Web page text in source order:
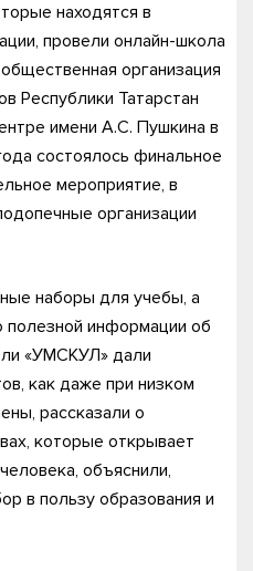
находятся в
провели онлайн-школа
организация
Республики Татарстан
имени А.С. Пушкина в
состоялось финальное
мероприятие, в
организации
наборы для учебы, а
полезной информации об
«УМСКУЛ» дали
как даже при низком
рассказали о
которые открывает
объяснили,
в пользу образования и